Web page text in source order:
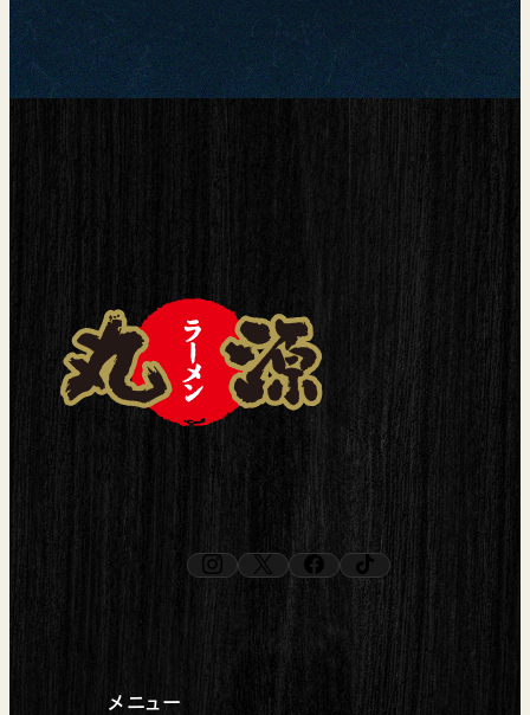
instagram
（新しいタブで開く）
（新しいタブで開く）
facebook
（新しいタブで開く）
tiktok
（新しいタブで開く）
メニュー